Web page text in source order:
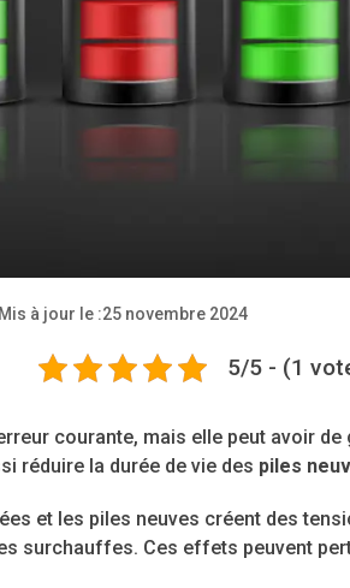
25 novembre 2024
5/5 - (1
courante, mais elle peut avoir
réduire la durée de vie des piles
et les piles neuves créent des
surchauffes. Ces effets peuvent